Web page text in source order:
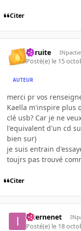
Citer
latruite
Posté(e) le 15
AUTEUR
merci pr vos
Kaella m'inspire plus
clé usb? Car je ne
l'equivalent d'un cd
bien sur)
je suis entrain
toujrs pas trouvé
Citer
internenet
Posté(e) le 18